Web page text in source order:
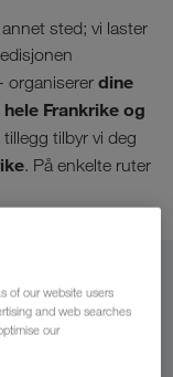
sted; vi laster
organiserer dine
Frankrike og
tilbyr vi deg
. På enkelte ruter
of our website users
and web searches
our